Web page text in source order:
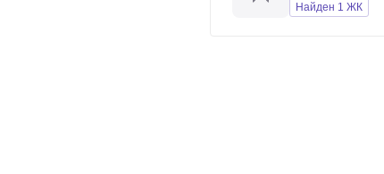
Найден 1 ЖК